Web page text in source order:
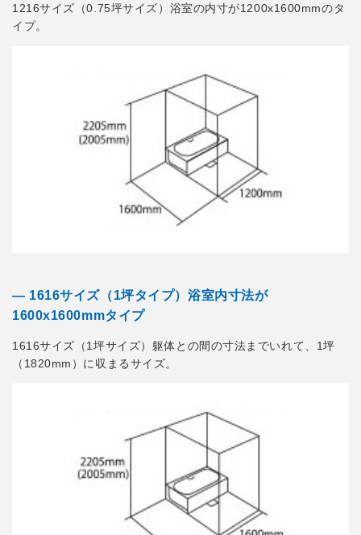
1216サイズ（0.75坪サイズ）浴室の内寸が1200x1600mmのタ
イプ。
― 1616サイズ（1坪タイプ）浴室内寸法が
1600x1600mmタイプ
1616サイズ（1坪サイズ）躯体との間の寸法までいれて、1坪
（1820mm）に収まるサイズ。